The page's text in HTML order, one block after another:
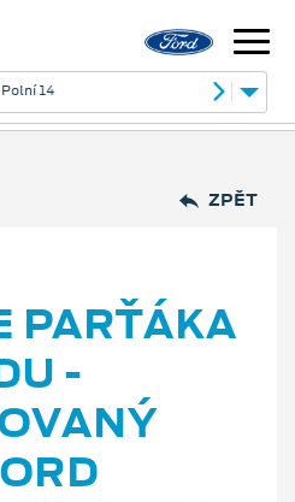
ZPĚT
PARŤÁKA
-